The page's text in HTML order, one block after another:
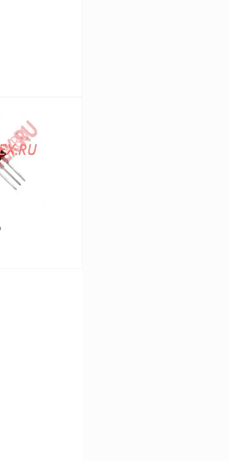
Сравнение
Под заказ